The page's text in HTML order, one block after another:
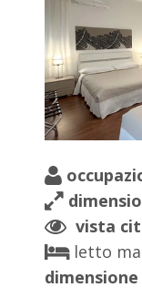
vista
letto
dimensione